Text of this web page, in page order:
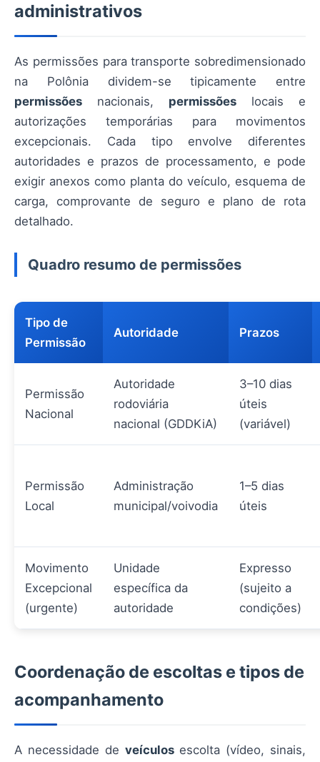
administrativos
As permissões para transporte sobredimensionado
na Polônia dividem-se tipicamente entre
permissões nacionais, permissões locais e
autorizações temporárias para movimentos
excepcionais. Cada tipo envolve diferentes
autoridades e prazos de processamento, e pode
exigir anexos como planta do veículo, esquema de
carga, comprovante de seguro e plano de rota
detalhado.
Quadro resumo de permissões
Tipo de
Permissão
Autoridade Prazos
Permissão
Nacional
Autoridade
rodoviária
nacional (GDDKiA)
3–10 dias
úteis
(variável)
Permissão
Local
Administração
municipal/voivodia
1–5 dias
úteis
Movimento
Excepcional
(urgente)
Unidade
específica da
autoridade
Expresso
(sujeito a
condições)
Coordenação de escoltas e tipos de
acompanhamento
A necessidade de veículosescolta (vídeo, sinais,